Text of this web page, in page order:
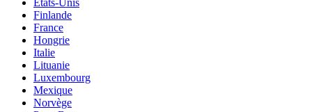
États-Unis
Finlande
France
Hongrie
Italie
Lituanie
Luxembourg
Mexique
Norvège